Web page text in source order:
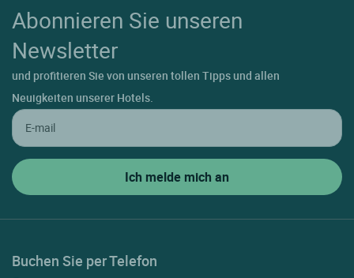
Abonnieren Sie unseren
Newsletter
und profitieren Sie von unseren tollen Tipps und allen
Neuigkeiten unserer Hotels.
Buchen Sie per Telefon